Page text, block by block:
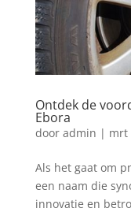
Ontdek de
Ebora
door admin | mrt
Als het gaat om
een naam die
innovatie en